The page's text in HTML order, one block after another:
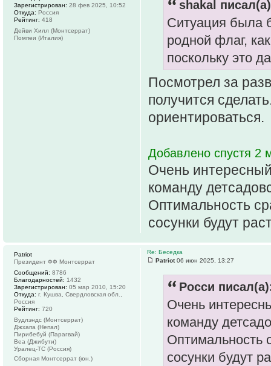
shakal
Ситуация была
родной флаг,
поскольку это
Посмотрел за
получится
ориентироваться.
Добавлено спустя 2
Очень
команду
Оптимальность
сосунки будут
Зарегистрирован: 28 фев 2025, 10:52
Откуда: Россия
Рейтинг: 418
Дейви Хилл (Монтсеррат)
Помпеи (Италия)
Re: Беседка
Patriot06 июн 2025, 13:27
Росси
Очень
команду
Оптимальность
сосунки будут
Patriot
Президент ФФ Монтсеррат
Сообщений: 8786
Благодарностей: 1432
Зарегистрирован: 05 мар 2010, 15:20
Откуда: г. Кушва, Свердловская обл.,
Россия
Рейтинг: 720
Вудлэндс (Монтсеррат)
Джхапа (Непал)
Пирибебуй (Парагвай)
Веа (Джибути)
Уралец-ТС (Россия)
Сборная Монтсеррат (юн.)